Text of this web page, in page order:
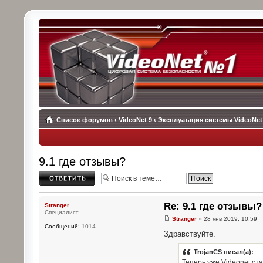
Список форумов ‹ VideoNet 9 ‹ Эксплуатация системы VideoNet
9.1 где отзывы?
Ответить
Re: 9.1 где отзывы?
Stranger» 28 янв 2019, 10:59
Здравствуйте.
TrojanCS писал(а):
Stranger
Специалист
Сообщений: 1014